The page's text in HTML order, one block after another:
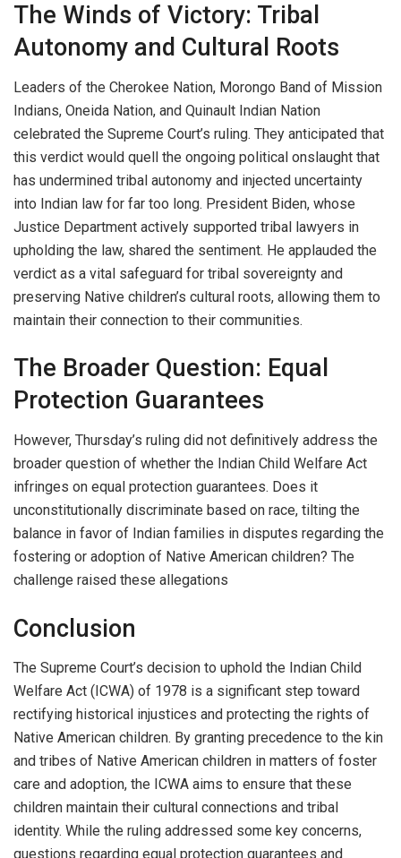
The Winds of Victory: Tribal
Autonomy and Cultural Roots
Leaders of the Cherokee Nation, Morongo Band of Mission
Indians, Oneida Nation, and Quinault Indian Nation
celebrated the Supreme Court’s ruling. They anticipated that
this verdict would quell the ongoing political onslaught that
has undermined tribal autonomy and injected uncertainty
into Indian law for far too long. President Biden, whose
Justice Department actively supported tribal lawyers in
upholding the law, shared the sentiment. He applauded the
verdict as a vital safeguard for tribal sovereignty and
preserving Native children’s cultural roots, allowing them to
maintain their connection to their communities.
The Broader Question: Equal
Protection Guarantees
However, Thursday’s ruling did not definitively address the
broader question of whether the Indian Child Welfare Act
infringes on equal protection guarantees. Does it
unconstitutionally discriminate based on race, tilting the
balance in favor of Indian families in disputes regarding the
fostering or adoption of Native American children? The
challenge raised these allegations
Conclusion
The Supreme Court’s decision to uphold the Indian Child
Welfare Act (ICWA) of 1978 is a significant step toward
rectifying historical injustices and protecting the rights of
Native American children. By granting precedence to the kin
and tribes of Native American children in matters of foster
care and adoption, the ICWA aims to ensure that these
children maintain their cultural connections and tribal
identity. While the ruling addressed some key concerns,
questions regarding equal protection guarantees and